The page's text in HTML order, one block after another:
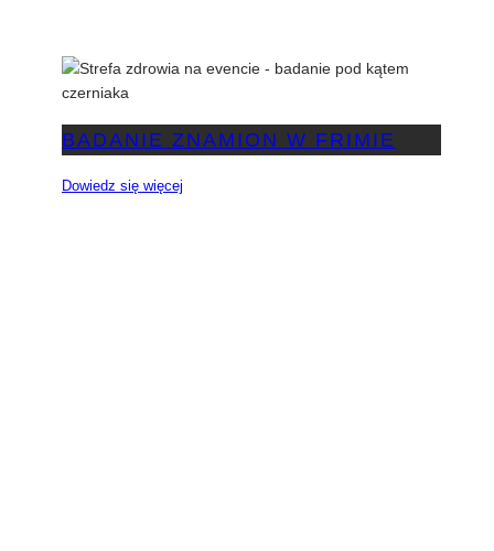
BADANIE ZNAMION W FRIMIE
Dowiedz się więcej